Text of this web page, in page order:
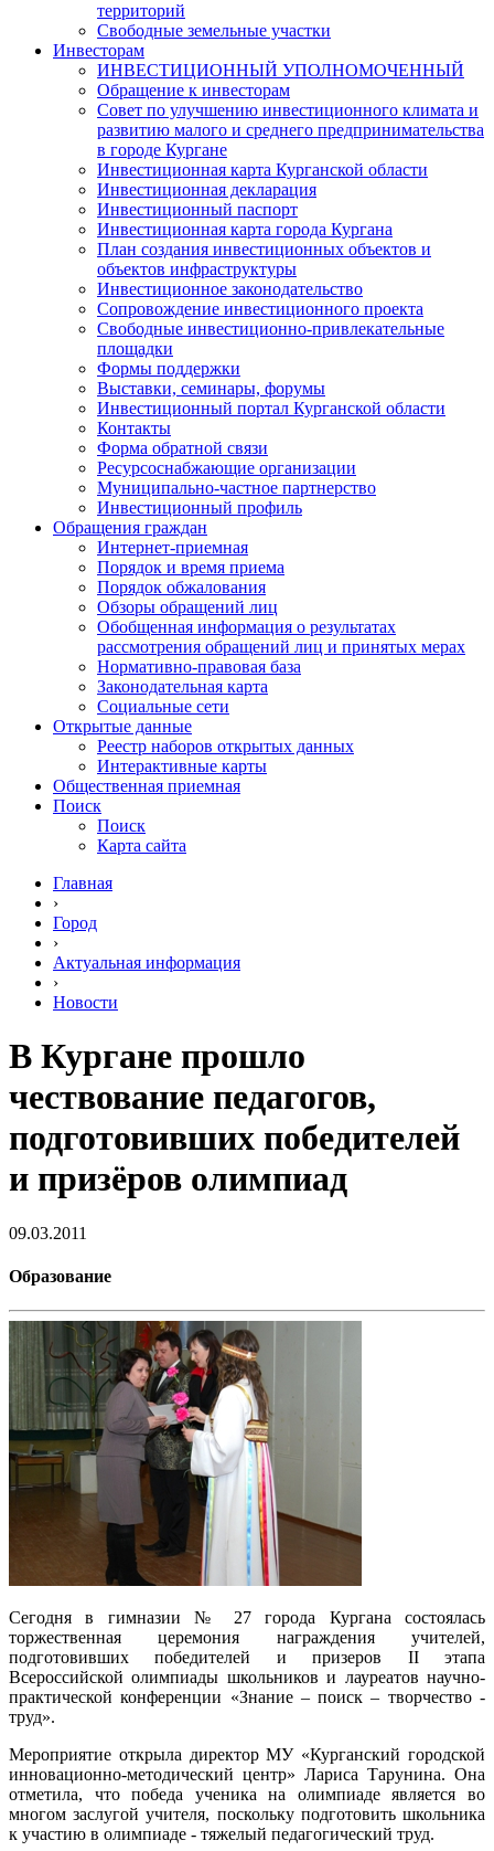
территорий
Свободные земельные участки
Инвесторам
ИНВЕСТИЦИОННЫЙ УПОЛНОМОЧЕННЫЙ
Обращение к инвесторам
Совет по улучшению инвестиционного климата и
развитию малого и среднего предпринимательства
в городе Кургане
Инвестиционная карта Курганской области
Инвестиционная декларация
Инвестиционный паспорт
Инвестиционная карта города Кургана
План создания инвестиционных объектов и
объектов инфраструктуры
Инвестиционное законодательство
Сопровождение инвестиционного проекта
Свободные инвестиционно-привлекательные
площадки
Формы поддержки
Выставки, семинары, форумы
Инвестиционный портал Курганской области
Контакты
Форма обратной связи
Ресурсоснабжающие организации
Муниципально-частное партнерство
Инвестиционный профиль
Обращения граждан
Интернет-приемная
Порядок и время приема
Порядок обжалования
Обзоры обращений лиц
Обобщенная информация о результатах
рассмотрения обращений лиц и принятых мерах
Нормативно-правовая база
Законодательная карта
Социальные сети
Открытые данные
Реестр наборов открытых данных
Интерактивные карты
Общественная приемная
Поиск
Поиск
Карта сайта
Главная
›
Город
›
Актуальная информация
›
Новости
В Кургане прошло
чествование педагогов,
подготовивших победителей
и призёров олимпиад
09.03.2011
Образование
Сегодня в гимназии № 27 города Кургана состоялась
торжественная церемония награждения учителей,
подготовивших победителей и призеров II этапа
Всероссийской олимпиады школьников и лауреатов научно-
практической конференции «Знание – поиск – творчество -
труд».
Мероприятие открыла директор МУ «Курганский городской
инновационно-методический центр» Лариса Тарунина. Она
отметила, что победа ученика на олимпиаде является во
многом заслугой учителя, поскольку подготовить школьника
к участию в олимпиаде - тяжелый педагогический труд.